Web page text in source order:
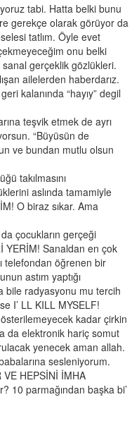
tabi. Hatta belki bunu
gerekçe olarak görüyor da
tatlım. Öyle evet
onu belki
sanal gerçeklik gözlükleri.
ailelerden haberdarız.
kalanında “hayıy” degil
teşvik etmek de ayrı
“Büyüsün de
ve bundan mutlu olsun
takılmasını
aslında tamamiyle
O biraz sıkar. Ama
çocukların gerçeği
YERİM! Sanaldan en çok
telefondan öğrenen bir
astım yaptığı
bile radyasyonu mu tercih
I’ LL KILL MYSELF!
kadar çirkin
da elektronik hariç somut
yenecek aman allah.
sesleniyorum.
HEPSİNİ İMHA
10 parmağından başka bi’